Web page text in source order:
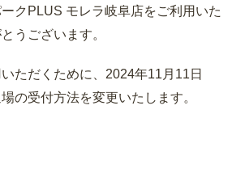
クPLUS モレラ岐阜店をご利用いた
うございます。
ただくために、2024年11月11日
の受付方法を変更いたします。